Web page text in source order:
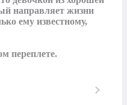
направляет жизни
ему известному,
переплете.